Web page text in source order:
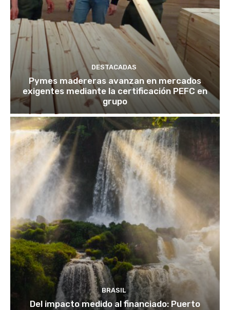
DESTACADAS
Pymes madereras avanzan en mercados
exigentes mediante la certificación PEFC en
grupo
BRASIL
Del impacto medido al financiado: Puerto